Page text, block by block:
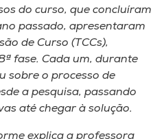
do curso, que concluíram
passado, apresentaram
de Curso (TCCs),
fase. Cada um, durante
sobre o processo de
a pesquisa, passando
até chegar à solução.
explica a professora